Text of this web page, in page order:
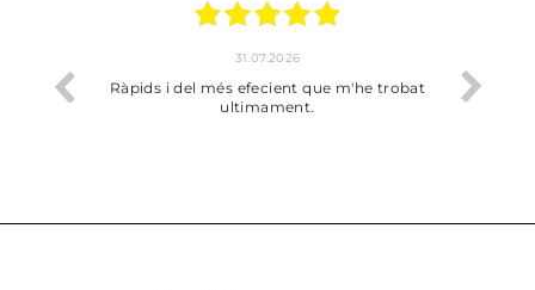
que m'he trobat
Bien pero soy de Vilafranca y no me ha
dejado recoger en tienda